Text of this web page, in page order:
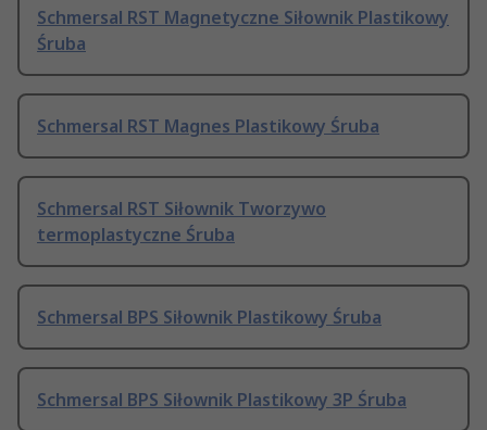
Schmersal RST Magnetyczne Siłownik Plastikowy
Śruba
Schmersal RST Magnes Plastikowy Śruba
Schmersal RST Siłownik Tworzywo
termoplastyczne Śruba
Schmersal BPS Siłownik Plastikowy Śruba
Schmersal BPS Siłownik Plastikowy 3P Śruba